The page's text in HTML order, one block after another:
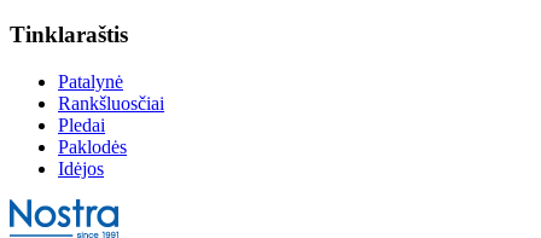
Tinklaraštis
Patalynė
Rankšluosčiai
Pledai
Paklodės
Idėjos